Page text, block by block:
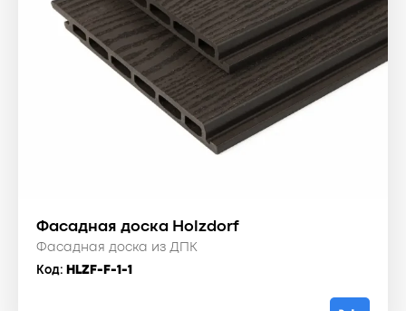
Фасадная доска Holzdorf
Фасадная доска из ДПК
Код: HLZF-F-1-1